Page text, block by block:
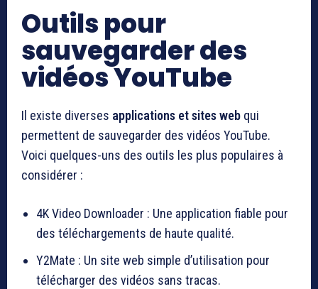
Outils pour
sauvegarder des
vidéos YouTube
Il existe diverses applications et sites web qui
permettent de sauvegarder des vidéos YouTube.
Voici quelques-uns des outils les plus populaires à
considérer :
4K Video Downloader : Une application fiable pour
des téléchargements de haute qualité.
Y2Mate : Un site web simple d’utilisation pour
télécharger des vidéos sans tracas.